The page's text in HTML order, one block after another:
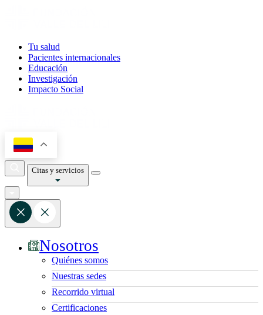
Tu salud
Pacientes internacionales
Educación
Investigación
Impacto Social
Citas y servicios
Nosotros
Quiénes somos
Nuestras sedes
Recorrido virtual
Certificaciones